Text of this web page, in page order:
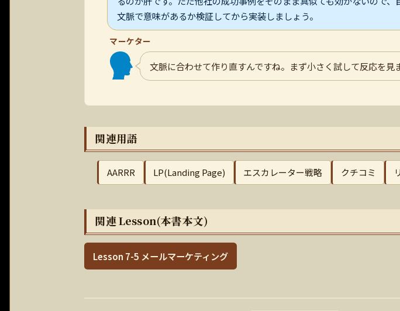
文脈で意味があるか検証してから実装しましょう。
マーケター
文脈に合わせて作り直すんですね。まず小さく試して反応を見ま
関連用語
AARRR LP(Landing Page) エスカレーター戦略 クチコミ
関連 Lesson(本書本文)
Lesson 7-5 メールマーケティング